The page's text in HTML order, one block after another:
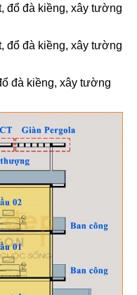
đổ đà kiềng, xây tường
đổ đà kiềng, xây tường
đà kiềng, xây tường